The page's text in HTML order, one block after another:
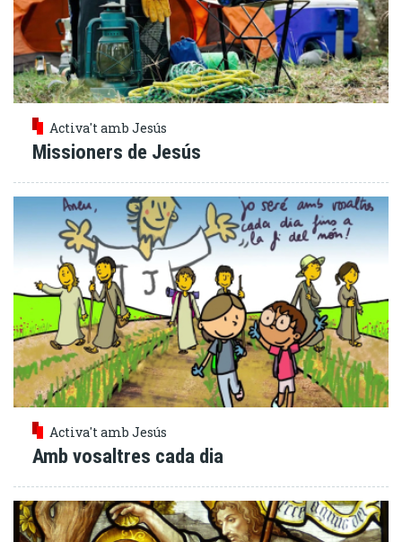
Activa't amb Jesús
Missioners de Jesús
Activa't amb Jesús
Amb vosaltres cada dia